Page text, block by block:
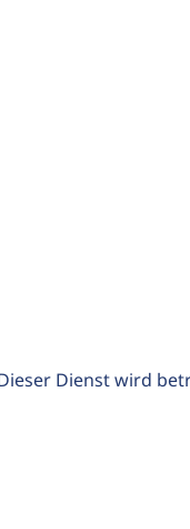
Dienst wird